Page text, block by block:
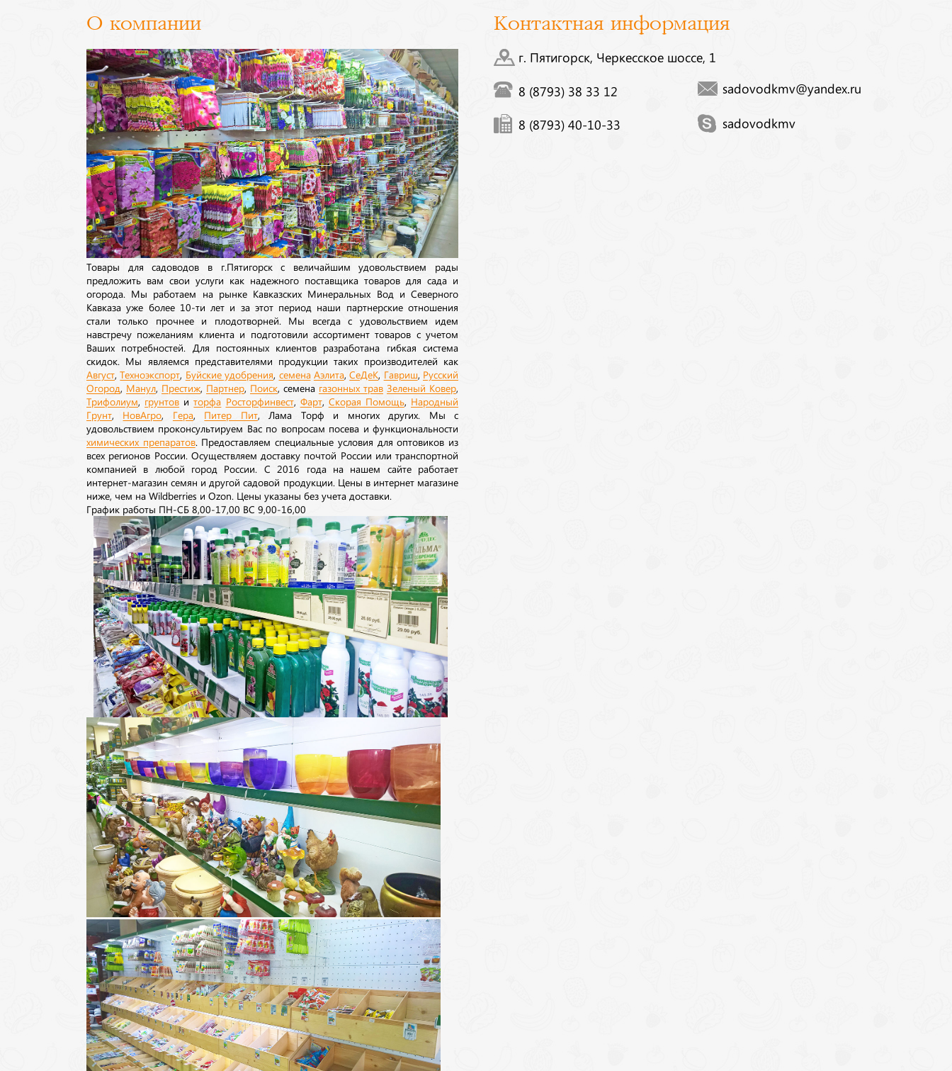
О компании
Товары для садоводов в г.Пятигорск с величайшим удовольствием рады
предложить вам свои услуги как надежного поставщика товаров для сада и
огорода. Мы работаем на рынке Кавказских Минеральных Вод и Северного
Кавказа уже более 10-ти лет и за этот период наши партнерские отношения
стали только прочнее и плодотворней. Мы всегда с удовольствием идем
навстречу пожеланиям клиента и подготовили ассортимент товаров с учетом
Ваших потребностей. Для постоянных клиентов разработана гибкая система
скидок. Мы являемся представителями продукции таких производителей как
Август ,Техноэкспорт Буйские удобрения семена Аэлита,СеДеК Гавриш Русский
Огород Манул Престиж Партнер Поиск , семена газонных трав Зеленый Ковер
Трифолиум грунтов иторфа Росторфинвест, Фарт, Скорая Помощь Народный
Грунт НовАгро Гера, Питер Пит, Лама Торф и многих других. Мы с
удовольствием проконсультируем Вас по вопросам посева и функциональности
химических препаратов. Предоставляем специальные условия для оптовиков из
всех регионов России. Осуществляем доставку почтой России или транспортной
компанией в любой город России. С 2016 года на нашем сайте работает
интернет-магазин семян и другой садовой продукции. Цены в интернет магазине
ниже, чем на Wildberries и Ozon. Цены указаны без учета доставки.
График работы ПН-СБ 8,00-17,00 ВС 9,00-16,00
Контактная информация
г. Пятигорск, Черкесское шоссе, 1
8 (8793) 38 33 12
8 (8793) 40-10-33
sadovodkmv@yandex.ru
sadovodkmv